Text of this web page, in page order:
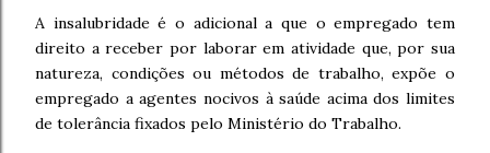
A insalubridade é o adicional a que o empregado tem
direito a receber por laborar em atividade que, por sua
natureza, condições ou métodos de trabalho, expõe o
empregado a agentes nocivos à saúde acima dos limites
de tolerância fixados pelo Ministério do Trabalho.